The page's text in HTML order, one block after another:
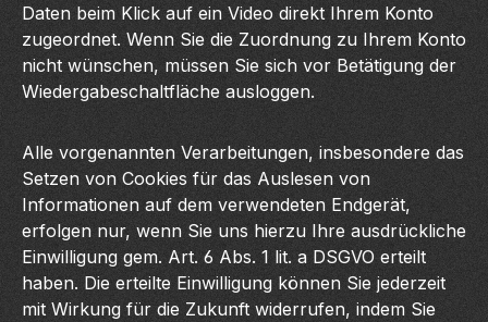
Daten beim Klick auf ein Video direkt Ihrem Konto
zugeordnet. Wenn Sie die Zuordnung zu Ihrem Konto
nicht wünschen, müssen Sie sich vor Betätigung der
Wiedergabeschaltfläche ausloggen.
Alle vorgenannten Verarbeitungen, insbesondere das
Setzen von Cookies für das Auslesen von
Informationen auf dem verwendeten Endgerät,
erfolgen nur, wenn Sie uns hierzu Ihre ausdrückliche
Einwilligung gem. Art. 6 Abs. 1 lit. a DSGVO erteilt
haben. Die erteilte Einwilligung können Sie jederzeit
mit Wirkung für die Zukunft widerrufen, indem Sie